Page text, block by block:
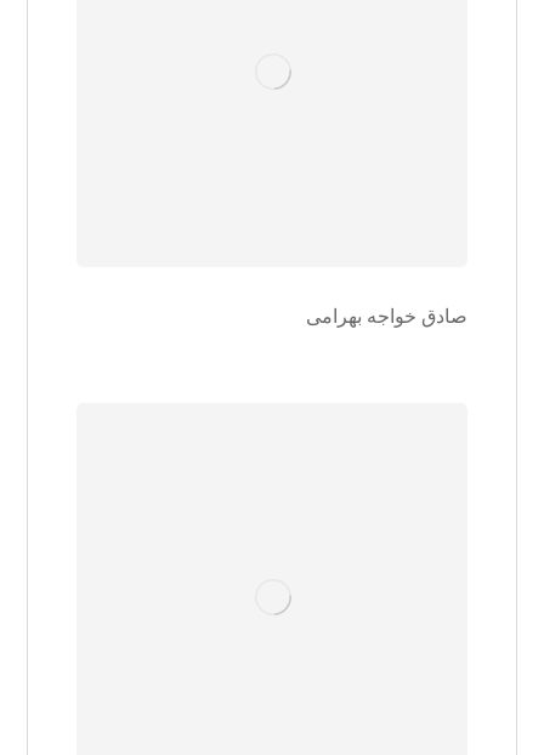
صادق خواجه بهرامی